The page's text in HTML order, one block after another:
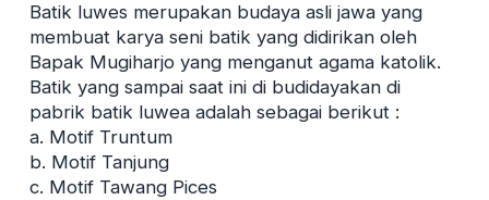
Batik luwes merupakan budaya asli jawa yang
membuat karya seni batik yang didirikan oleh
Bapak Mugiharjo yang menganut agama katolik.
Batik yang sampai saat ini di budidayakan di
pabrik batik luwea adalah sebagai berikut :
a. Motif Truntum
b. Motif Tanjung
c. Motif Tawang Pices